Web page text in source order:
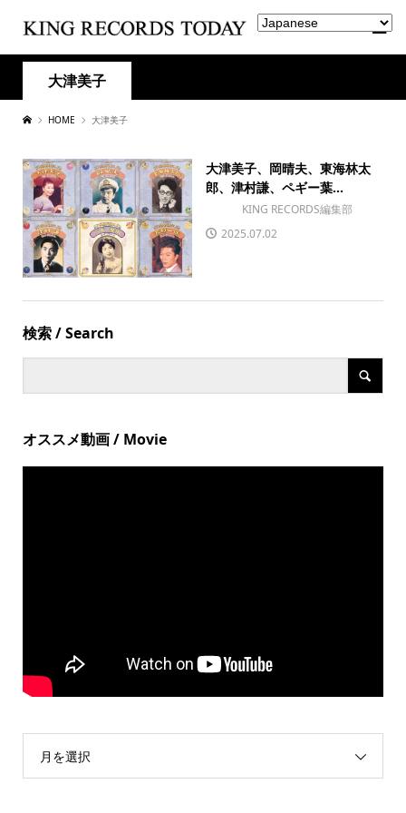
大津美子
HOME 大津美子
大津美子、岡晴夫、東海林太
郎、津村謙、ペギー葉...
KING RECORDS編集部
2025.07.02
検索 / Search
オススメ動画 / Movie
月を選択